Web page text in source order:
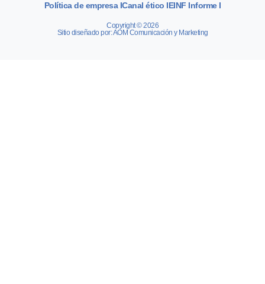
Política de empresa ICanal ético IEINF Informe I
Copyright © 2026
Sitio diseñado por: AOM Comunicación y Marketing